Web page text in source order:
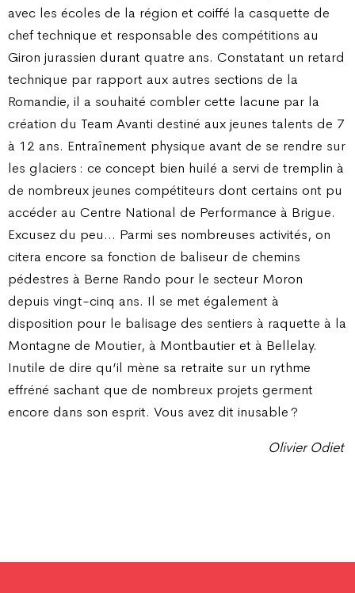
avec les écoles de la région et coiffé la casquette de
chef technique et responsable des compétitions au
Giron jurassien durant quatre ans. Constatant un retard
technique par rapport aux autres sections de la
Romandie, il a souhaité combler cette lacune par la
création du Team Avanti destiné aux jeunes talents de 7
à 12 ans. Entraînement physique avant de se rendre sur
les glaciers : ce concept bien huilé a servi de tremplin à
de nombreux jeunes compétiteurs dont certains ont pu
accéder au Centre National de Performance à Brigue.
Excusez du peu… Parmi ses nombreuses activités, on
citera encore sa fonction de baliseur de chemins
pédestres à Berne Rando pour le secteur Moron
depuis vingt-cinq ans. Il se met également à
disposition pour le balisage des sentiers à raquette à la
Montagne de Moutier, à Montbautier et à Bellelay.
Inutile de dire qu’il mène sa retraite sur un rythme
effréné sachant que de nombreux projets germent
encore dans son esprit. Vous avez dit inusable ?
Olivier Odiet